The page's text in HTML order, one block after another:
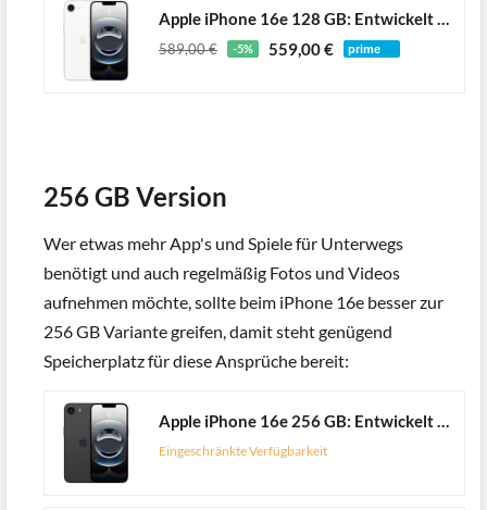
Apple iPhone 16e 128 GB: Entwickelt für Apple Intelligence, A18 Chip, Gigantische Batterielaufzeit, 48 MP Fusion Kamera, 6,1'' Super Retina XDR Display, Weiß
589,00 € -5% 559,00 €
256 GB Version
Wer etwas mehr App's und Spiele für Unterwegs
benötigt und auch regelmäßig Fotos und Videos
aufnehmen möchte, sollte beim iPhone 16e besser zur
256 GB Variante greifen, damit steht genügend
Speicherplatz für diese Ansprüche bereit:
Apple iPhone 16e 256 GB: Entwickelt für Apple Intelligence, A18 Chip, Gigantische Batterielaufzeit, 48 MP Fusion Kamera, 6,1'' Super Retina XDR Display, Schwarz
Eingeschränkte Verfügbarkeit